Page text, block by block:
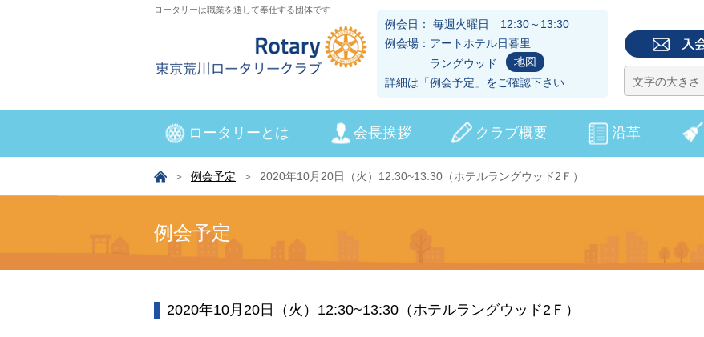
ロータリーは職業を通して奉仕する団体です
例会日： 毎週火曜日 12:30～13:30
例会場：アートホテル日暮里
ラングウッド
地図
詳細は「例会予定 」をご確認下さい 文字の大きさ
ロータリーとは 会長挨拶 クラブ概要 沿革
例会予定 2020年10月20日（火）12:30~13:30（ホテルラングウッド2Ｆ）
例会予定
2020年10月20日（火）12:30~13:30（ホテルラングウッド2Ｆ）